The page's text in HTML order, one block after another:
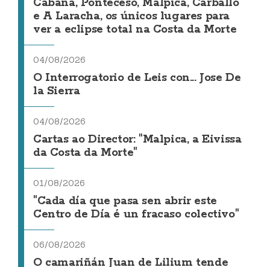
Cabana, Ponteceso, Malpica, Carballo
e A Laracha, os únicos lugares para
ver a eclipse total na Costa da Morte
04/08/2026
O Interrogatorio de Leis con... Jose De
la Sierra
04/08/2026
Cartas ao Director: "Malpica, a Eivissa
da Costa da Morte"
01/08/2026
"Cada día que pasa sen abrir este
Centro de Día é un fracaso colectivo"
06/08/2026
O camariñán Juan de Lilium tende